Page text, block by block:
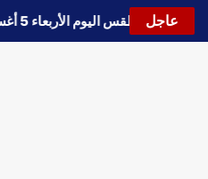
عاجل
🔵 حالة الطقس اليوم الأربعاء 5 أغسطس 2026.. استمرار انخفاض الحرارة وتحذيرات من الشبورة واضطراب الملاحة